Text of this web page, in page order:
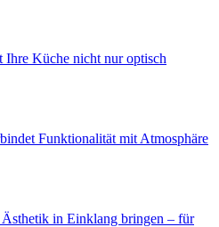
Ihre Küche nicht nur optisch
Funktionalität mit Atmosphäre
Ästhetik in Einklang bringen – für